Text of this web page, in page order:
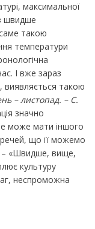
максимальної
швидше
такою
температури
І вже зараз
виявляється такою
– листопад. – С.
значно
може мати іншого
що її можемо
– «Швидше, вище,
культуру
неспроможна